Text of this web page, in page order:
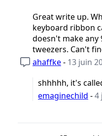
Great write up.
keyboard ribbon
doesn't make any
tweezers. Can't
ahaffke- 13 juin
shhhhh, it's
emaginechild -4